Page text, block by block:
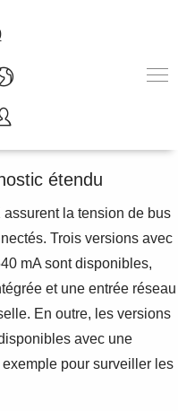
étendu
la tension de bus
Trois versions avec
mA sont disponibles,
et une entrée réseau
En outre, les versions
avec une
pour surveiller les